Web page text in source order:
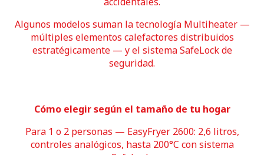
Algunos modelos suman la tecnología Multiheater —
múltiples elementos calefactores distribuidos
estratégicamente — y el sistema SafeLock de
seguridad.
Cómo elegir según el tamaño de tu hogar
Para 1 o 2 personas — EasyFryer 2600: 2,6 litros,
controles analógicos, hasta 200°C con sistema